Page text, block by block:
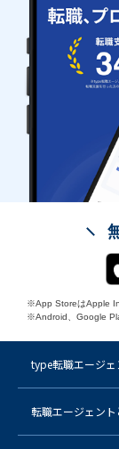
※App StoreはApple
※Android、Google
type転職エージェ
転職エージェント